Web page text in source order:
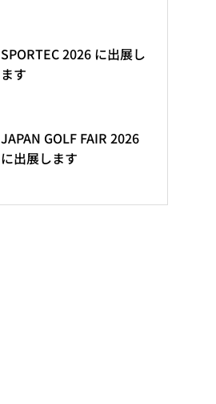
SPORTEC 2026 に出展し
ます
JAPAN GOLF FAIR 2026
に出展します
メディア掲載
「engage/Buzip」
ヨガウェアブランド「リ
アルストーン」リローン
Makuakeで、アクティブ
ショルダーストラップ
始しました
6月22日発売のランニング
マガジン『courir(クリー